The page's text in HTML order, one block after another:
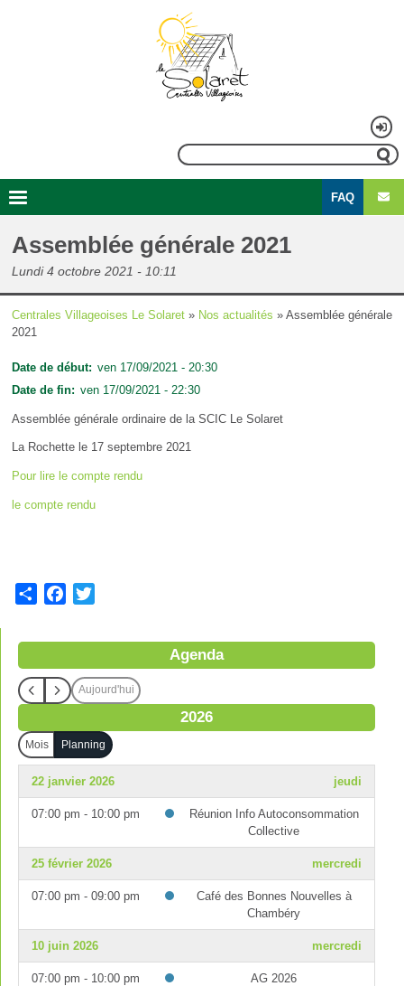
Rechercher
compte
de
l'utilisateur
Navigation
principale
menu
FAQ
Assemblée générale 2021
Lundi 4 octobre 2021 - 10:11
Fil
d'Ariane
Centrales Villageoises Le Solaret Nos actualités
Assemblée générale
2021
Date de début
ven 17/09/2021 - 20:30
Date de fin
ven 17/09/2021 - 22:30
Assemblée générale ordinaire de la SCIC Le Solaret
La Rochette le 17 septembre 2021
Pour lire le compte rendu
le compte rendu
e
b
o
k
t
e
Agenda
Aujourd'hui
2026
Mois Planning
22 janvier 2026 jeudi
07:00 pm - 10:00 pm
Réunion Info Autoconsommation
Collective
25 février 2026 mercredi
07:00 pm - 09:00 pm
Café des Bonnes Nouvelles à
Chambéry
10 juin 2026 mercredi
07:00 pm - 10:00 pm AG 2026